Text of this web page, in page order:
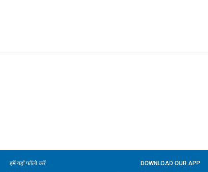
हमें यहाँ फॉलो करें DOWNLOAD OUR APP